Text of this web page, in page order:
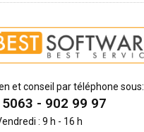
et conseil par téléphone sous:
- 902 99 97
: 9 h - 16 h